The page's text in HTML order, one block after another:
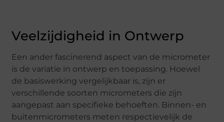
Veelzijdigheid in Ontwerp
Een ander fascinerend aspect van de micrometer
is de variatie in ontwerp en toepassing. Hoewel
de basiswerking vergelijkbaar is, zijn er
verschillende soorten micrometers die zijn
aangepast aan specifieke behoeften. Binnen- en
buitenmicrometers meten respectievelijk de